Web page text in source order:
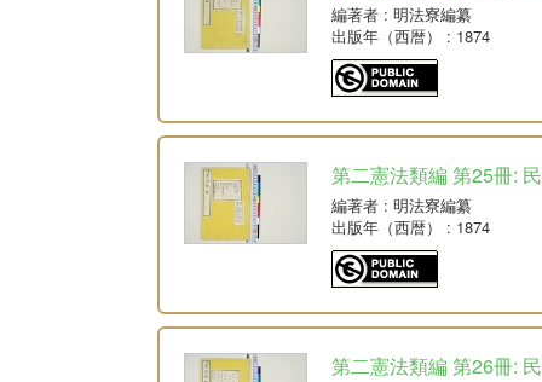
編著者 : 明法寮編纂
出版年（西暦）
: 1874
第二憲法類編 第25冊:
編著者 : 明法寮編纂
出版年（西暦）
: 1874
第二憲法類編 第26冊: